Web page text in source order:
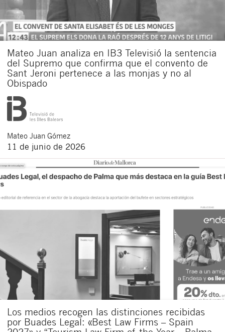
Mateo Juan analiza en IB3 Televisió la sentencia
del Supremo que confirma que el convento de
Sant Jeroni pertenece a las monjas y no al
Obispado
Mateo Juan Gómez
11 de junio de 2026
Los medios recogen las distinciones recibidas
por Buades Legal: «Best Law Firms – Spain
Acepto recibir comunicaciones sobre nuevos
artículos legales.
Acepto
las
condiciones
legales
yde
privacidad
de esta
web.
Al pulsar el botón de envío manifiesta haber leído la siguiente
información básica sobre privacidad: El responsable del tratamiento
es Buades Legal S.L. La finalidad es la atención a su solicitud. Tiene
derecho a acceder, rectificar y suprimir los datos, así como otros
derechos como se explica en la